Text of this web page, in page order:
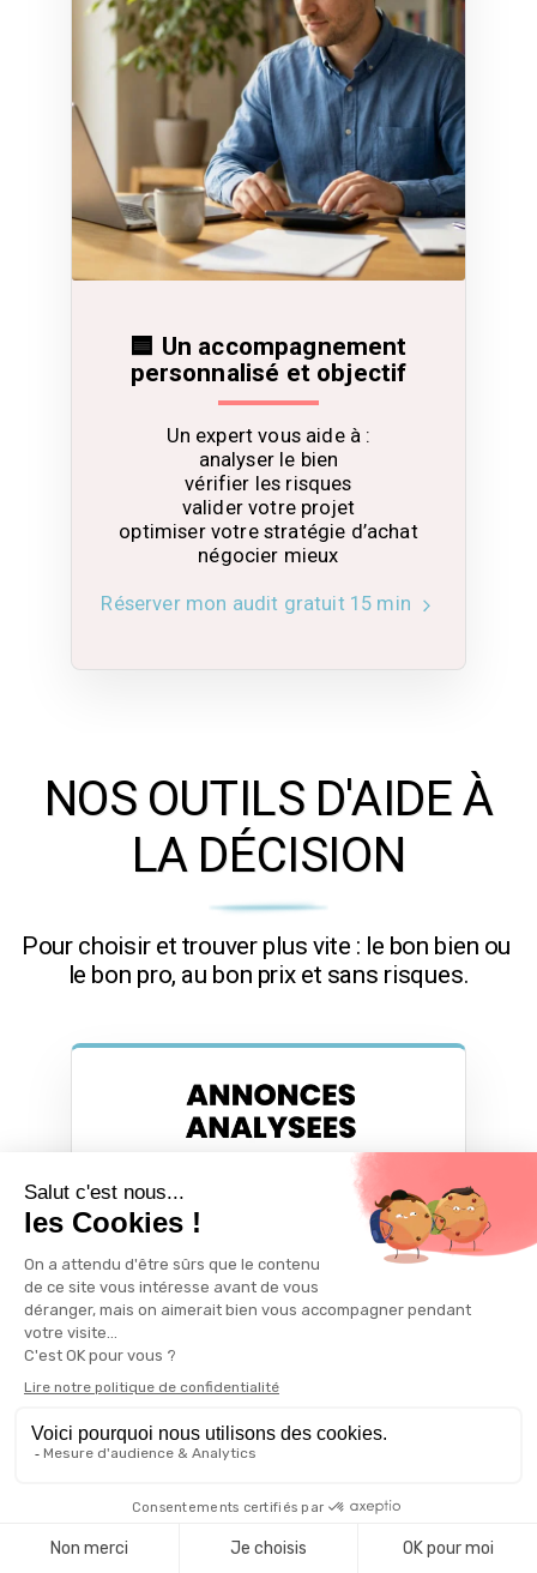
🟦 Un accompagnement
personnalisé et objectif
Un expert vous aide à :
analyser le bien
vérifier les risques
valider votre projet
optimiser votre stratégie d’achat
négocier mieux
Réserver mon audit gratuit 15 min
NOS OUTILS D'AIDE À
LA DÉCISION
Pour choisir et trouver plus vite : le bon bien ou
le bon pro, au bon prix et sans risques.
Analyse d'annonces
Analyse d'annonces immobilières